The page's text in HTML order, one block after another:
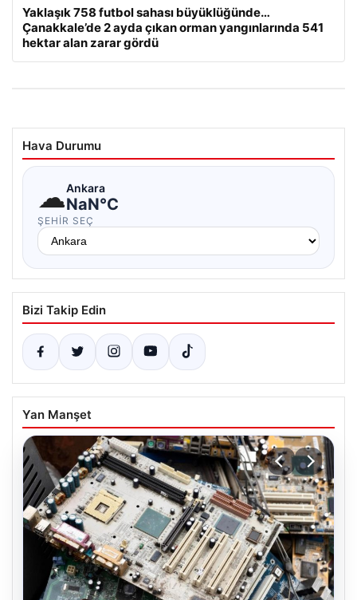
Yaklaşık 758 futbol sahası büyüklüğünde…
Çanakkale’de 2 ayda çıkan orman yangınlarında 541
hektar alan zarar gördü
Hava Durumu
☁Ankara
NaN°C
ŞEHIR SEÇ
Bizi Takip Edin
Yan Manşet